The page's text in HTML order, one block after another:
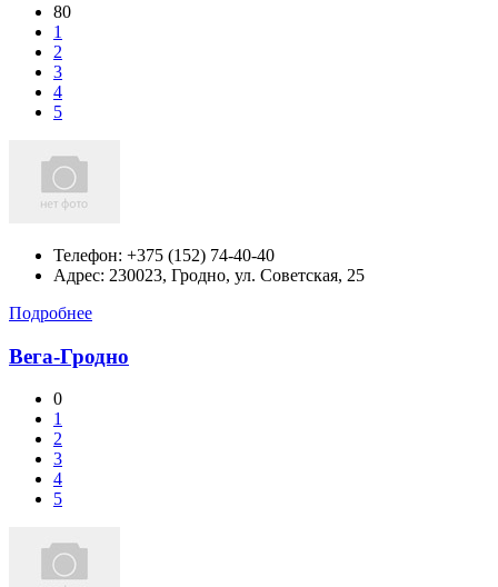
80
1
2
3
4
5
Телефон: +375 (152) 74-40-40
Адрес: 230023, Гродно, ул. Советская, 25
Подробнее
Вега-Гродно
0
1
2
3
4
5